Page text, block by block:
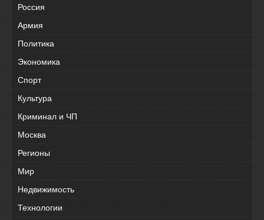
Россия
Армия
Политика
Экономика
Спорт
Культура
Криминал и ЧП
Москва
Регионы
Мир
Недвижимость
Технологии